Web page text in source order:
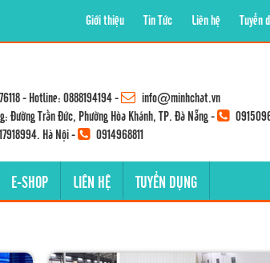
Giới thiệu Tin Tức Liên hệ Tuyển
- Hotline:0888194194-
info@minhchat.vn
Đường Trần Đức, Phường Hòa Khánh, TP. Đà Nẵng -
. Hà Nội - 0914968811
E-SHOP LIÊN HỆ TUYỂN DỤNG